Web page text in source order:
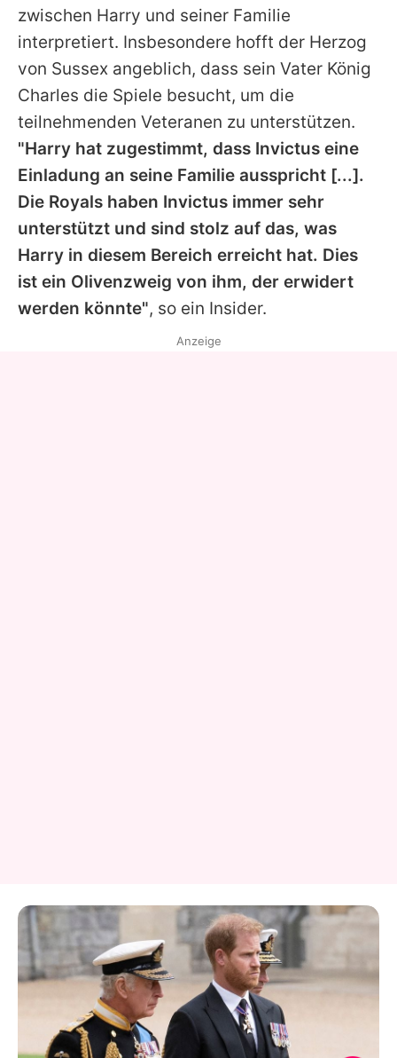
Datenschutzerklärung
Nutzungsbedingungen
Utiq verwalten
zwischen Harry und seiner Familie
interpretiert. Insbesondere hofft der Herzog
von Sussex angeblich, dass sein Vater König
Charles die Spiele besucht, um die
teilnehmenden Veteranen zu unterstützen.
"Harry hat zugestimmt, dass Invictus eine
Einladung an seine Familie ausspricht [...].
Die Royals haben Invictus immer sehr
unterstützt und sind stolz auf das, was
Harry in diesem Bereich erreicht hat. Dies
ist ein Olivenzweig von ihm, der erwidert
werden könnte", so ein Insider.
Anzeige